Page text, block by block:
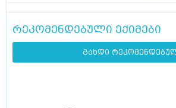
რეკომენდებული ექიმები
გახდი